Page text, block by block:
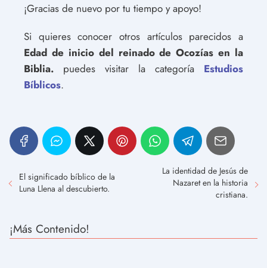
¡Gracias de nuevo por tu tiempo y apoyo!
Si quieres conocer otros artículos parecidos a
Edad de inicio del reinado de Ocozías en la
Biblia. puedes visitar la categoría Estudios
Bíblicos.
El significado bíblico de la
Luna Llena al descubierto.
La identidad de Jesús de
Nazaret en la historia
cristiana.
¡Más Contenido!